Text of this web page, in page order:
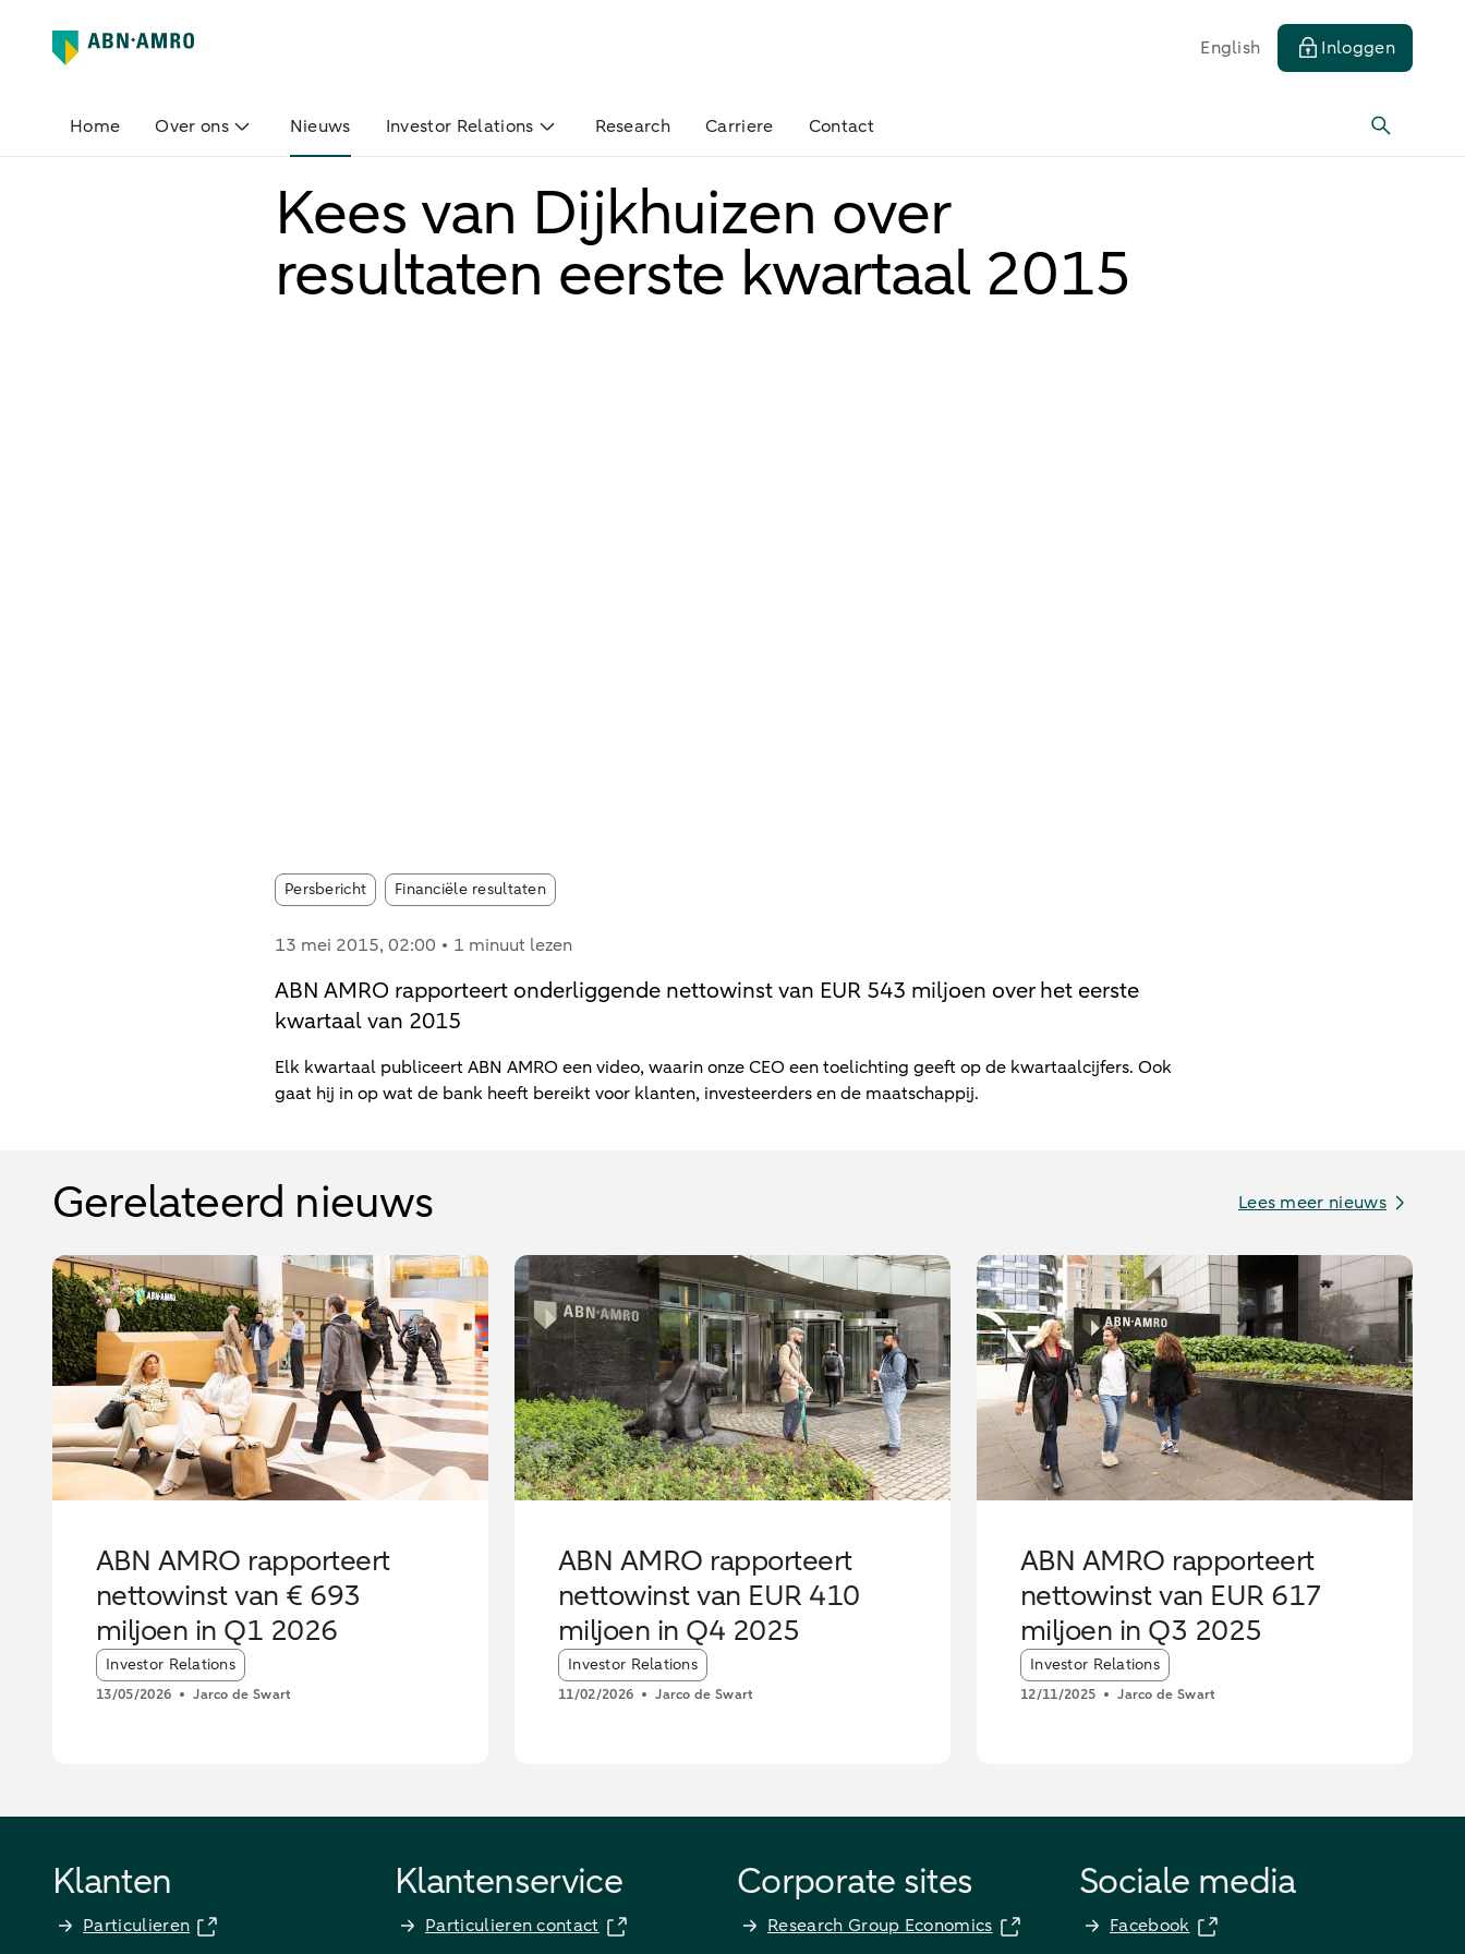
English Inloggen
Home Over ons Nieuws Investor Relations Research Carriere Contact
Kees van Dijkhuizen over
resultaten eerste kwartaal 2015
Persbericht Article tags:
Financiële resultaten
13 mei 2015, 02:00 1 minuut lezen
ABN AMRO rapporteert onderliggende nettowinst van EUR 543 miljoen over het eerste
kwartaal van 2015
Elk kwartaal publiceert ABN AMRO een video, waarin onze CEO een toelichting geeft op de kwartaalcijfers. Ook
gaat hij in op wat de bank heeft bereikt voor klanten, investeerders en de maatschappij.
Gerelateerd nieuws Lees meer nieuws
ABN AMRO rapporteert
nettowinst van € 693
miljoen in Q1 2026
Article tags:
Investor Relations
13/05/2026 Jarco de Swart
ABN AMRO rapporteert
nettowinst van EUR 410
miljoen in Q4 2025
Article tags:
Investor Relations
11/02/2026 Jarco de Swart
ABN AMRO rapporteert
nettowinst van EUR 617
miljoen in Q3 2025
Article tags:
Investor Relations
12/11/2025 Jarco de Swart
Klanten
Particulieren
Klantenservice
Particulieren contact
Corporate sites
Research Group Economics
Sociale media
Facebook